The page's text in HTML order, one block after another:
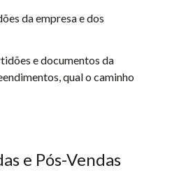
da empresa e dos
e documentos da
qual o caminho
e Pós-Vendas